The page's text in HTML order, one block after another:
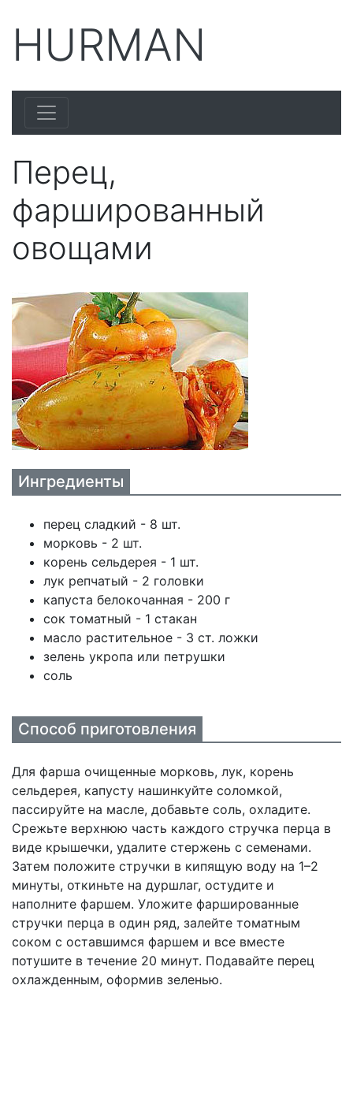
HURMAN
Перец,
фаршированный
овощами
Ингредиенты
перец сладкий - 8 шт.
морковь - 2 шт.
корень сельдерея - 1 шт.
лук репчатый - 2 головки
капуста белокочанная - 200 г
сок томатный - 1 стакан
масло растительное - 3 ст. ложки
зелень укропа или петрушки
соль
Способ приготовления
Для фарша очищенные морковь, лук, корень
сельдерея, капусту нашинкуйте соломкой,
пассируйте на масле, добавьте соль, охладите.
Срежьте верхнюю часть каждого стручка перца в
виде крышечки, удалите стержень с семенами.
Затем положите стручки в кипящую воду на 1–2
минуты, откиньте на дуршлаг, остудите и
наполните фаршем. Уложите фаршированные
стручки перца в один ряд, залейте томатным
соком с оставшимся фаршем и все вместе
потушите в течение 20 минут. Подавайте перец
охлажденным, оформив зеленью.